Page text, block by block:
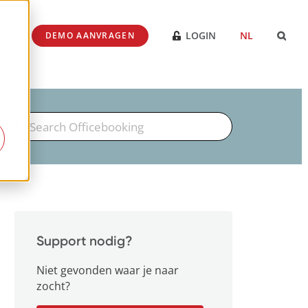
DEMO AANVRAGEN LOGIN NL
For
Support nodig?
Niet gevonden waar je naar
zocht?